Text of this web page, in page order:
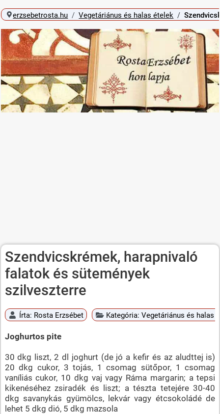
erzsebetrosta.hu Vegetáriánus és halas ételek
Szendvicskrémek, harapnivaló
falatok és sütemények
szilveszterre
Írta: Rosta Erzsébet Kategória:Vegetáriánus és halas
Joghurtos pite
30 dkg liszt, 2 dl joghurt (de jó a kefir és az aludttej is)
20 dkg cukor, 3 tojás, 1 csomag sütőpor, 1 csomag
vaníliás cukor, 10 dkg vaj vagy Ráma margarin; a tepsi
kikenéséhez zsiradék és liszt; a tészta tetejére 30-40
dkg savanykás gyümölcs, lekvár vagy étcsokoládé de
lehet 5 dkg dió, 5 dkg mazsola